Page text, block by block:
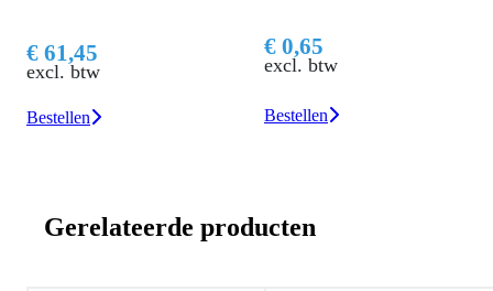
€ 61,45
excl. btw
Bestellen
€ 0,65
excl. btw
Bestellen
Gerelateerde producten